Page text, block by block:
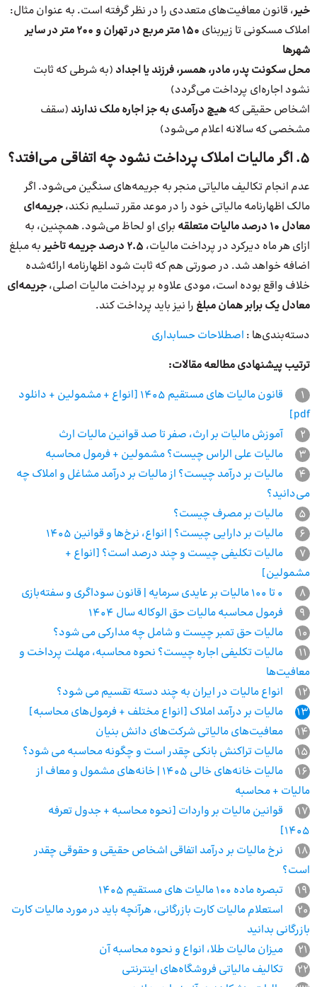
خیر، قانون معافیت‌های متعددی را در نظر گرفته است. به عنوان مثال:
املاک مسکونی تا زیربنای
۱۵۰ متر مربع در تهران و ۲۰۰ متر در سایر
شهرها
محل سکونت پدر، مادر، همسر، فرزند یا اجداد (به شرطی که ثابت
نشود اجاره‌ای پرداخت می‌گردد)
اشخاص حقیقی کههیچ درآمدی به جز اجاره ملک ندارند (سقف
مشخصی که سالانه اعلام می‌شود)
۵. اگر مالیات املاک پرداخت نشود چه اتفاقی می‌افتد؟
عدم انجام تکالیف مالیاتی منجر به جریمه‌های سنگین می‌شود. اگر
مالک اظهارنامه مالیاتی خود را در موعد مقرر تسلیم نکند،جریمه‌ای
معادل ۱۰ درصد مالیات متعلقه
برای او لحاظ می‌شود. همچنین، به
ازای هر ماه دیرکرد در پرداخت مالیات، ۲.۵ درصد جریمه تاخیر
به مبلغ
اضافه خواهد شد. در صورتی هم که ثابت شود اظهارنامه ارائه‌شده
خلاف واقع بوده است، مودی علاوه بر پرداخت مالیات اصلی،جریمه‌ای
معادل یک برابر همان مبلغ را نیز باید پرداخت کند.
دسته‌بندی‌ها : اصطلاحات حسابداری
ترتیب پیشنهادی مطالعه مقالات:
1
قانون مالیات های مستقیم 1405 [انواع + مشمولین + دانلود
pdf]
2
آموزش مالیات بر ارث، صفر تا صد قوانین مالیات ارث
3
مالیات علی الراس چیست؟ مشمولین + فرمول محاسبه
4
مالیات بر درآمد چیست؟ از مالیات بر درآمد مشاغل و املاک چه
می‌دانید؟
5
مالیات بر مصرف چیست؟
6
مالیات بر دارایی چیست؟ | انواع، نرخ‌ها و قوانین ۱۴۰۵
7
مالیات تکلیفی چیست و چند درصد است؟ [انواع +
مشمولین]
8
9
فرمول محاسبه مالیات حق الوکاله سال 1404
10
مالیات حق تمبر چیست و شامل چه مدارکی می شود؟
11
مالیات تکلیفی اجاره چیست؟ نحوه محاسبه، مهلت پرداخت و
معافیت‌ها
12
انواع مالیات در ایران به چند دسته تقسیم می شود؟
13
مالیات بر درآمد املاک [انواع مختلف + فرمول‌های محاسبه]
14
معافیت‌های مالیاتی شرکت‌های دانش بنیان
15
مالیات تراکنش بانکی چقدر است و چگونه محاسبه می شود؟
16
مالیات خانه‌های خالی 1405 | خانه‌های مشمول و معاف از
مالیات + محاسبه
17
قوانین مالیات بر واردات [نحوه محاسبه + جدول تعرفه
1405]
18
نرخ مالیات بر درآمد اتفاقی اشخاص حقیقی و حقوقی چقدر
است؟
19
تبصره ماده 100 مالیات های مستقیم 1405
20
استعلام مالیات کارت بازرگانی، هرآنچه باید در مورد مالیات کارت
بازرگانی بدانید
21
میزان مالیات طلا، انواع و نحوه محاسبه آن
22
تکالیف مالیاتی فروشگاه‌های اینترنتی